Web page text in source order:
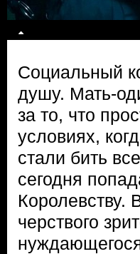
Социальный
душу. Мать-
за то, что
условиях,
стали бить
сегодня
Королевству.
черствого